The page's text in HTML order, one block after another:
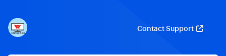
Contact Support